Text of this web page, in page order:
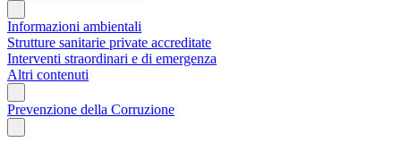
Informazioni ambientali
Strutture sanitarie private accreditate
Interventi straordinari e di emergenza
Altri contenuti
Prevenzione della Corruzione